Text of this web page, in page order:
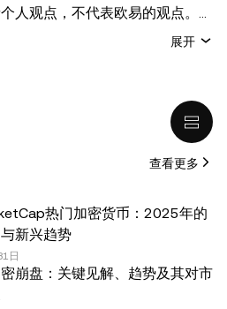
人观点，不代表欧易的观点。
，包括但不限于：(i) 投资建议
可能会大幅波动，甚至变得毫无
状况仔细考虑交易或持有数字资
情况的问题，请咨询您的法律/
出现的信息 (包括市场数据和统
合理的谨慎措施，但对于此处表
我们不承担任何责任。 © 2025
分发，也可以使用本文 100 字
使用是非商业性的。整篇文章的
说明：“本文版权所有 © 2025
展开
查看更多
热门加密货币：2025年的
新兴趋势
日
崩盘：关键见解、趋势及其对市